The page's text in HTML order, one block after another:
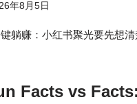
年8月5日
躺赚：小红书聚光要先想
Facts vs Facts: